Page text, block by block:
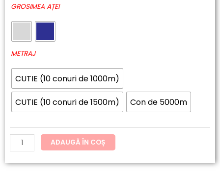
la
192.62lei
GROSIMEA AȚEI
METRAJ
CUTIE (10 conuri de 1000m)
CUTIE (10 conuri de 1500m) Con de 5000m
Cantitate
MADEIRA
Classic
ADAUGĂ ÎN COȘ